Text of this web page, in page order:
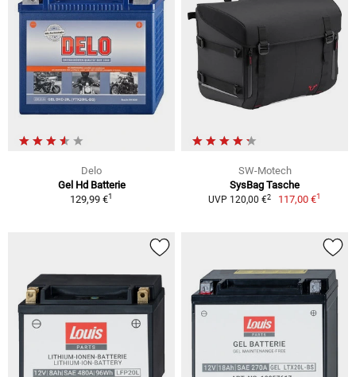
Delo
Gel Hd Batterie
129,99 €1
SW-Motech
SysBag Tasche
UVP 120,00 €2 117,00 €1